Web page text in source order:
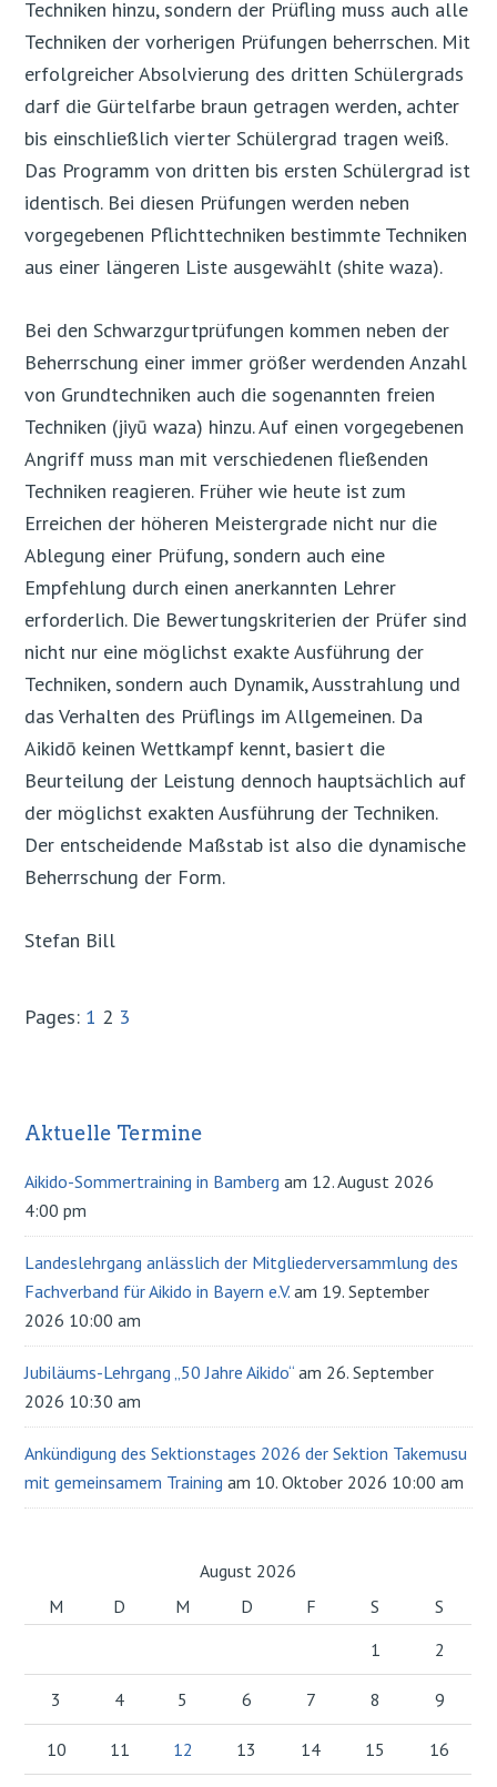
Techniken hinzu, sondern der Prüfling muss auch alle
Techniken der vorherigen Prüfungen beherrschen. Mit
erfolgreicher Absolvierung des dritten Schülergrads
darf die Gürtelfarbe braun getragen werden, achter
bis einschließlich vierter Schülergrad tragen weiß.
Das Programm von dritten bis ersten Schülergrad ist
identisch. Bei diesen Prüfungen werden neben
vorgegebenen Pflichttechniken bestimmte Techniken
aus einer längeren Liste ausgewählt (shite waza).
Bei den Schwarzgurtprüfungen kommen neben der
Beherrschung einer immer größer werdenden Anzahl
von Grundtechniken auch die sogenannten freien
Techniken (jiyū waza) hinzu. Auf einen vorgegebenen
Angriff muss man mit verschiedenen fließenden
Techniken reagieren. Früher wie heute ist zum
Erreichen der höheren Meistergrade nicht nur die
Ablegung einer Prüfung, sondern auch eine
Empfehlung durch einen anerkannten Lehrer
erforderlich. Die Bewertungskriterien der Prüfer sind
nicht nur eine möglichst exakte Ausführung der
Techniken, sondern auch Dynamik, Ausstrahlung und
das Verhalten des Prüflings im Allgemeinen. Da
Aikidō keinen Wettkampf kennt, basiert die
Beurteilung der Leistung dennoch hauptsächlich auf
der möglichst exakten Ausführung der Techniken.
Der entscheidende Maßstab ist also die dynamische
Beherrschung der Form.
Stefan Bill
Pages: Page
1 Page
2 Page
3
Primary
Sidebar
Aktuelle Termine
Aikido-Sommertraining in Bamberg am 12. August 2026
4:00 pm
Landeslehrgang anlässlich der Mitgliederversammlung des
Fachverband für Aikido in Bayern e.V. am 19. September
2026 10:00 am
Jubiläums-Lehrgang „50 Jahre Aikido“ am 26. September
2026 10:30 am
Ankündigung des Sektionstages 2026 der Sektion Takemusu
mit gemeinsamem Training am 10. Oktober 2026 10:00 am
August 2026
M
D M D F S
S
1
2
3 4 5 6 7 8 9
10 11 12 13 14 15 16